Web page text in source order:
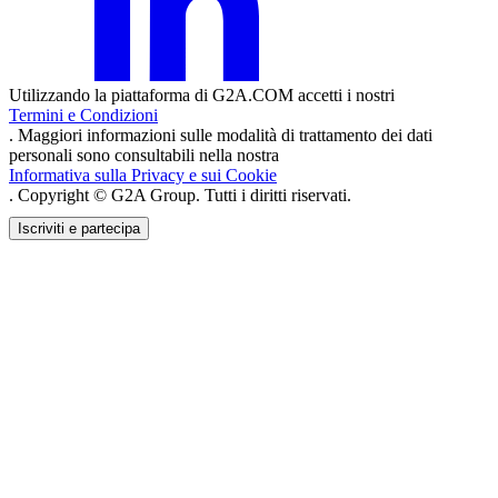
Utilizzando la piattaforma di G2A.COM accetti i nostri
Termini e Condizioni
. Maggiori informazioni sulle modalità di trattamento dei dati
personali sono consultabili nella nostra
Informativa sulla Privacy e sui Cookie
. Copyright © G2A Group. Tutti i diritti riservati.
Iscriviti e partecipa